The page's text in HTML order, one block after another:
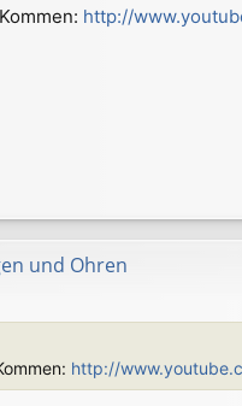
http://
und Ohren
http://